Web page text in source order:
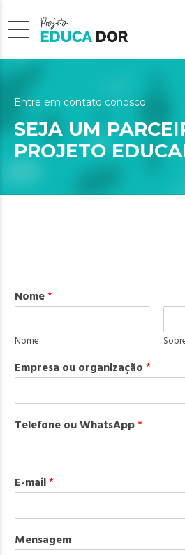
Entre em contato conosco
SEJA UM
PROJETO
Nome*
Nome
Empresa ou organização *
Telefone ou WhatsApp*
E-mail*
Mensagem